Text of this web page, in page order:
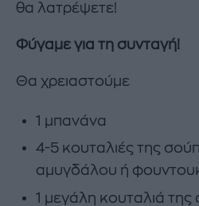
θα λατρέψετε!
Φύγαμε για τη συνταγή!
Θα χρειαστούμε
1 μπανάνα
4-5 κουταλιές της
αμυγδάλου ή
1 μεγάλη κουταλιά